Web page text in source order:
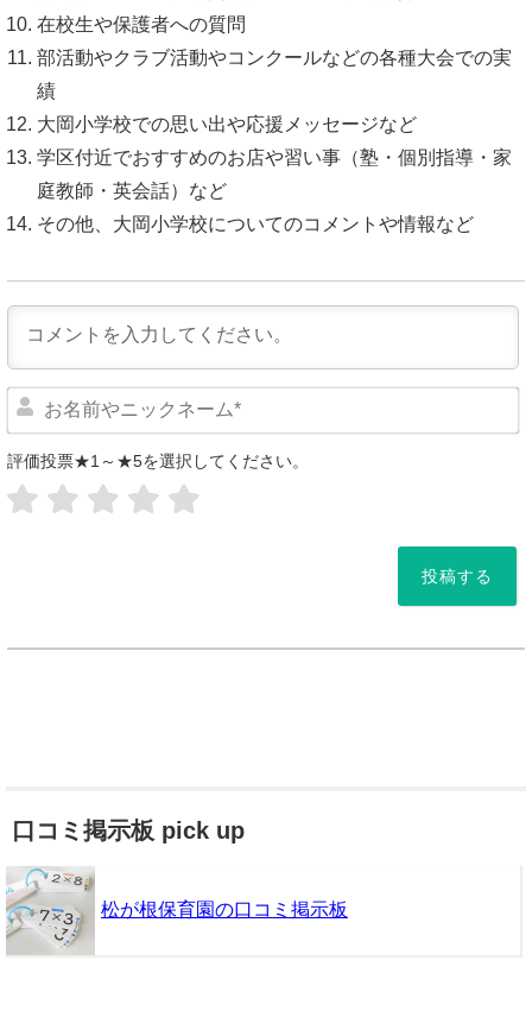
在校生や保護者への質問
部活動やクラブ活動やコンクールなどの各種大会での実
績
大岡小学校での思い出や応援メッセージなど
学区付近でおすすめのお店や習い事（塾・個別指導・家
庭教師・英会話）など
その他、大岡小学校についてのコメントや情報など
評価投票★1～★5を選択してください。
口コミ掲示板 pick up
松が根保育園の口コミ掲示板